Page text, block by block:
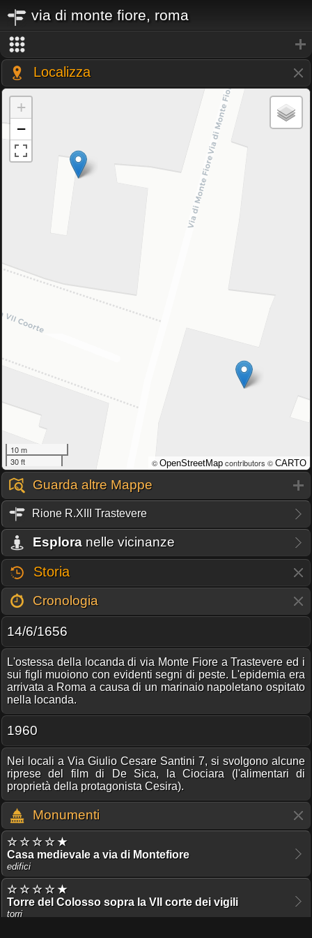
via di monte fiore, roma
Localizza
+
−
10 m
30 ft
© OpenStreetMap contributors © CARTO
Guarda altre Mappe
Rione R.XIII Trastevere
Esplora nelle vicinanze
Storia
Cronologia
14/6/1656
L'ostessa della locanda di via Monte Fiore a Trastevere ed i
sui figli muoiono con evidenti segni di peste. L'epidemia era
arrivata a Roma a causa di un marinaio napoletano ospitato
nella locanda.
1960
Nei locali a Via Giulio Cesare Santini 7, si svolgono alcune
riprese del film di De Sica, la Ciociara (l'alimentari di
proprietà della protagonista Cesira).
Monumenti
☆ ☆ ☆ ☆ ★
Casa medievale a via di Montefiore
edifici
☆ ☆ ☆ ☆ ★
Torre del Colosso sopra la VII corte dei vigili
torri